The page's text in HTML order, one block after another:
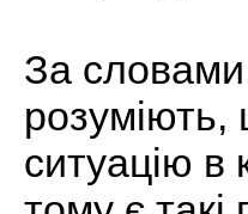
За словами
розуміють,
ситуацію в